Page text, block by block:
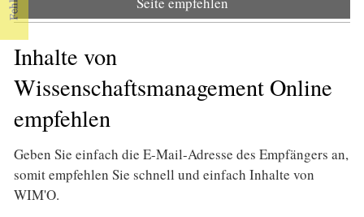
Inhalte von
Wissenschaftsmanagement Online
empfehlen
Geben Sie einfach die E-Mail-Adresse des Empfängers an,
somit empfehlen Sie schnell und einfach Inhalte von
WIM'O.